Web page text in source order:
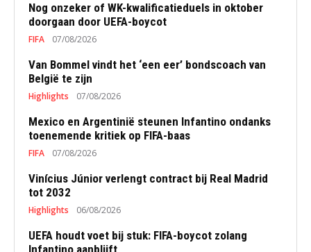
Nog onzeker of WK-kwalificatieduels in oktober
doorgaan door UEFA-boycot
FIFA 07/08/2026
Van Bommel vindt het ‘een eer’ bondscoach van
België te zijn
Highlights 07/08/2026
Mexico en Argentinië steunen Infantino ondanks
toenemende kritiek op FIFA-baas
FIFA 07/08/2026
Vinícius Júnior verlengt contract bij Real Madrid
tot 2032
Highlights 06/08/2026
UEFA houdt voet bij stuk: FIFA-boycot zolang
Infantino aanblijft